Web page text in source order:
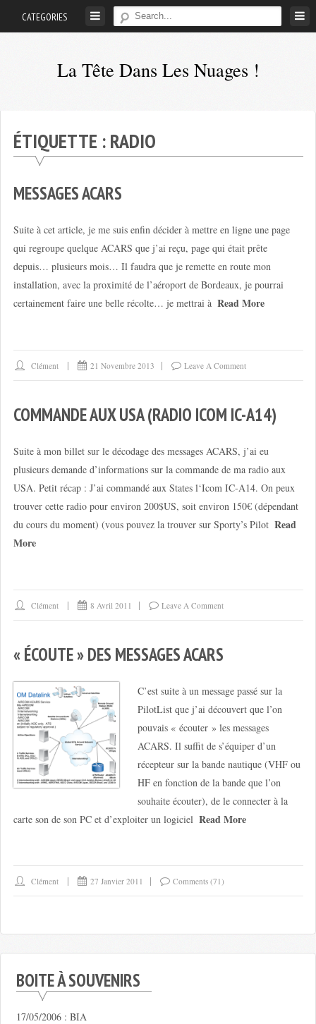
CATEGORIES
La Tête Dans Les Nuages !
petit
;-)
ÉTIQUETTE :RADIO
MESSAGES ACARS
Suite à cet article, je me suis enfin décider à mettre en ligne une page
qui regroupe quelque ACARS que j’ai reçu, page qui était prête
depuis… plusieurs mois… Il faudra que je remette en route mon
installation, avec la proximité de l’aéroport de Bordeaux, je pourrai
certainement faire une belle récolte… je mettrai à Read More
Clément 21 Novembre 2013 Leave A Comment
COMMANDE AUX USA (RADIO ICOM IC-A14)
Suite à mon billet sur le décodage des messages ACARS, j’ai eu
plusieurs demande d’informations sur la commande de ma radio aux
USA. Petit récap : J’ai commandé aux States l‘Icom IC-A14. On peux
trouver cette radio pour environ 200$US, soit environ 150€ (dépendant
du cours du moment) (vous pouvez la trouver sur Sporty’s Pilot Read
More
Clément 8 Avril 2011 Leave A Comment
« ÉCOUTE » DES MESSAGES ACARS
C’est suite à un message passé sur la
PilotList que j’ai découvert que l’on
pouvais « écouter » les messages
ACARS. Il suffit de s’équiper d’un
récepteur sur la bande nautique (VHF ou
HF en fonction de la bande que l’on
souhaite écouter), de le connecter à la
carte son de son PC et d’exploiter un logiciel Read More
Clément 27 Janvier 2011 Comments (71)
BOITE À SOUVENIRS
17/05/2006 : BIA